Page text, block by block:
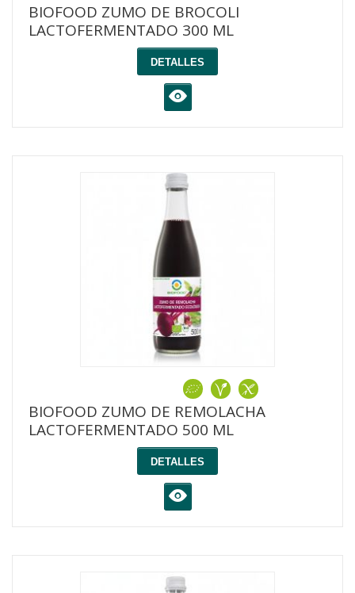
BIOFOOD ZUMO DE BROCOLI
LACTOFERMENTADO 300 ML
DETALLES
K
BIOFOOD ZUMO DE REMOLACHA
LACTOFERMENTADO 500 ML
DETALLES
K